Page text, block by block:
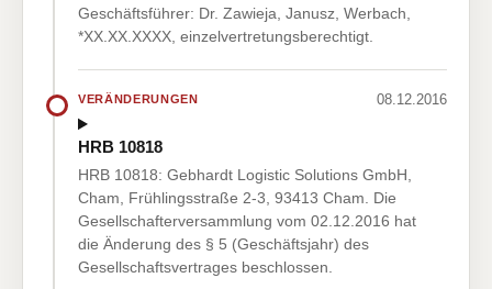
Geschäftsführer: Dr. Zawieja, Janusz, Werbach,
*XX.XX.XXXX, einzelvertretungsberechtigt.
VERÄNDERUNGEN 08.12.2016
HRB 10818
HRB 10818: Gebhardt Logistic Solutions GmbH,
Cham, Frühlingsstraße 2-3, 93413 Cham. Die
Gesellschafterversammlung vom 02.12.2016 hat
die Änderung des § 5 (Geschäftsjahr) des
Gesellschaftsvertrages beschlossen.